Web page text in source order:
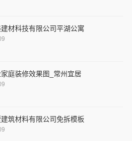
材科技有限公司平湖公寓
庭装修效果图_常州宜居
筑材料有限公司免拆模板